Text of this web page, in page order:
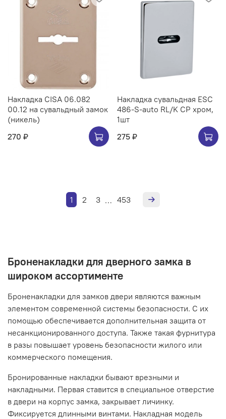
Накладка CISA 06.082
00.12 на сувальдный замок
(никель)
270 ₽
Накладка сувальдная ESC
486-S-auto RL/K CP хром,
1шт
275 ₽
1 2 3 … 453
Броненакладки для дверного замка в
широком ассортименте
Броненакладки для замков двери являются важным
элементом современной системы безопасности. С их
помощью обеспечивается дополнительная защита от
несанкционированного доступа. Также такая фурнитура
в разы повышает уровень безопасности жилого или
коммерческого помещения.
Бронированные накладки бывают врезными и
накладными. Первая ставится в специальное отверстие
в двери на корпус замка, закрывает личинку.
Фиксируется длинными винтами. Накладная модель